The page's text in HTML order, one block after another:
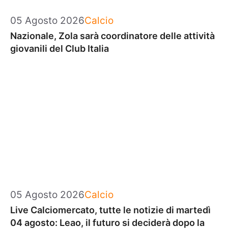
05 Agosto 2026Categorie
Calcio
Nazionale, Zola sarà coordinatore delle attività
giovanili del Club Italia
05 Agosto 2026Categorie
Calcio
Live Calciomercato, tutte le notizie di martedì
04 agosto: Leao, il futuro si deciderà dopo la